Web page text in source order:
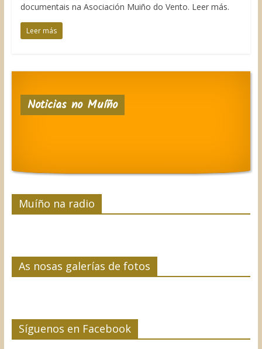
documentais na Asociación Muiño do Vento. Leer más.
Leer más
Noticias no Muíño
Muíño na radio
As nosas galerías de fotos
Síguenos en Facebook